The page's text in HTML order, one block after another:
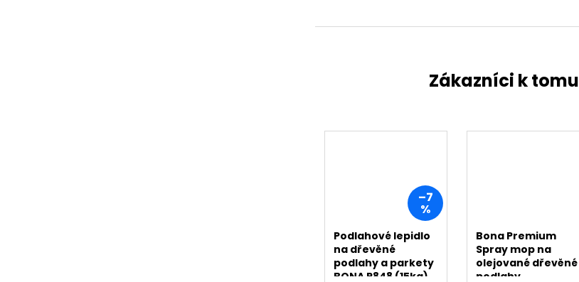
–7
%
Podlahové lepidlo
na dřevěné
podlahy a parkety
BONA R848 (15kg)
Bona Premium
Spray mop na
olejované dřevěné
podlahy